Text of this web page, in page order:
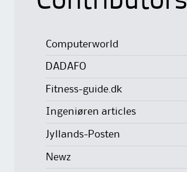
Computerworld
DADAFO
Fitness-guide.dk
Ingeniøren articles
Jyllands-Posten
Newz